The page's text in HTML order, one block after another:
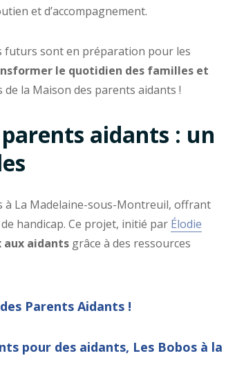
et d’accompagnement.
futurs sont en préparation pour les
le quotidien des familles et
de la Maison des parents aidants !
aidants : un
à La Madelaine-sous-Montreuil, offrant
handicap. Ce projet, initié par Élodie
aux aidants grâce à des ressources
Parents Aidants !
pour des aidants, Les Bobos à la